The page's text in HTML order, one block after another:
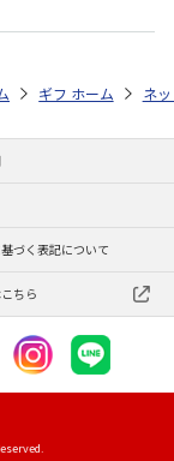
ハム・お肉 ＜
夏ギフト特集 2026
ア お中元・夏ギフト
ギフトストア お
ホーム ネ
づく表記について
ちら